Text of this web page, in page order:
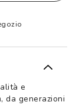
e
da generazioni